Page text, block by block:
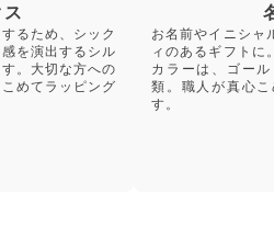
るため、シック
を演出するシル
。大切な方への
めてラッピング
お名前やイニシャ
ィのあるギフトに
カラーは、ゴー
類。職人が真心
す。